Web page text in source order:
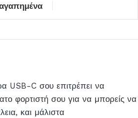
USB-C σου επιτρέπει να
φορτιστή σου για να μπορείς να
και μάλιστα